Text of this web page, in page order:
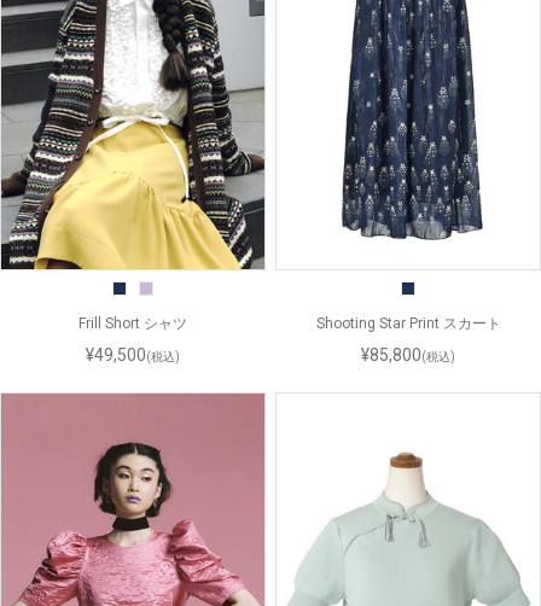
Frill Short シャツ
¥49,500(税込)
Shooting Star Print スカート
¥85,800(税込)